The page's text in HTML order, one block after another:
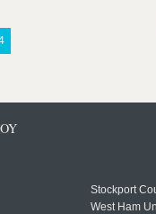
Stockport
West Ham